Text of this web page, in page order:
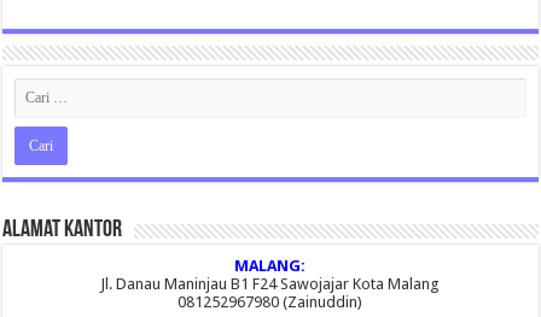
Alamat Kantor
MALANG:
Jl. Danau Maninjau B1 F24 Sawojajar Kota Malang
081252967980 (Zainuddin)